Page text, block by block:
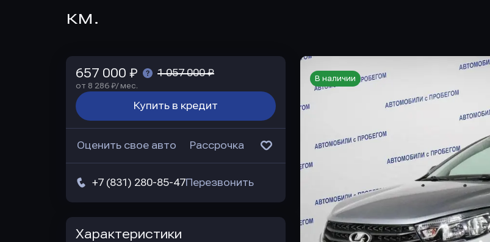
км.
В наличии
657 000 ₽ 1 057 000 ₽
от 8 286 ₽/ мес.
Купить в кредит
Оценить свое авто Рассрочка
+7 (831) 280-85-47Перезвонить
Характеристики